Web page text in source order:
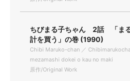
ちびまる子ちゃん 2話 「ま
計を買う」の巻 (1990)
Chibi Maruko-chan ／
mezamashi dokei o kau no maki
原作/Original Work